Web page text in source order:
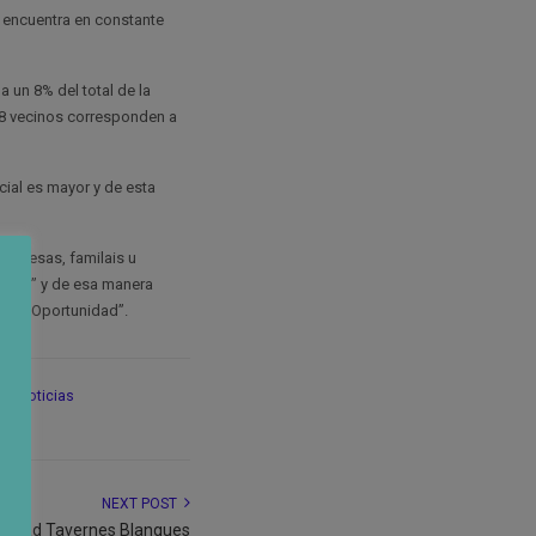
en constante
un 8% del total de la
vecinos corresponden a
es mayor y de esta
familais u
y de esa manera
Oportunidad”.
Noticias
NEXT POST
Tavernes Blanques